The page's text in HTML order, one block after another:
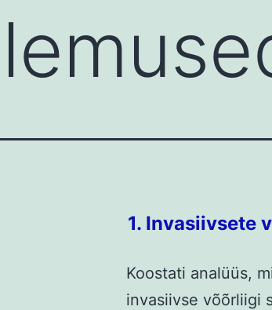
1. Invasiivsete
Koostati analüüs,
invasiivse võõrliigi